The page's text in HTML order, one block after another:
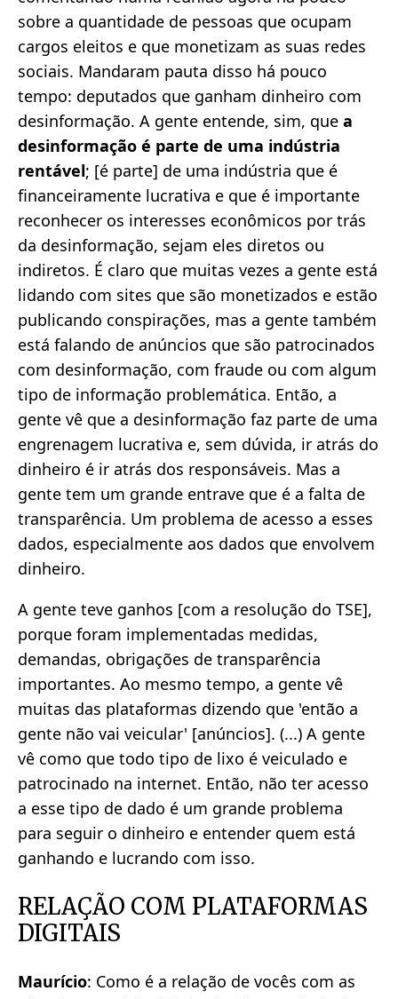
sobre a quantidade de pessoas que ocupam
cargos eleitos e que monetizam as suas redes
sociais. Mandaram pauta disso há pouco
tempo: deputados que ganham dinheiro com
desinformação. A gente entende, sim, que a
desinformação é parte de uma indústria
rentável; [é parte] de uma indústria que é
financeiramente lucrativa e que é importante
reconhecer os interesses econômicos por trás
da desinformação, sejam eles diretos ou
indiretos. É claro que muitas vezes a gente está
lidando com sites que são monetizados e estão
publicando conspirações, mas a gente também
está falando de anúncios que são patrocinados
com desinformação, com fraude ou com algum
tipo de informação problemática. Então, a
gente vê que a desinformação faz parte de uma
engrenagem lucrativa e, sem dúvida, ir atrás do
dinheiro é ir atrás dos responsáveis. Mas a
gente tem um grande entrave que é a falta de
transparência. Um problema de acesso a esses
dados, especialmente aos dados que envolvem
dinheiro.
A gente teve ganhos [com a resolução do TSE],
porque foram implementadas medidas,
demandas, obrigações de transparência
importantes. Ao mesmo tempo, a gente vê
muitas das plataformas dizendo que 'então a
gente não vai veicular' [anúncios]. (...) A gente
vê como que todo tipo de lixo é veiculado e
patrocinado na internet. Então, não ter acesso
a esse tipo de dado é um grande problema
para seguir o dinheiro e entender quem está
ganhando e lucrando com isso.
RELAÇÃO COM PLATAFORMAS
DIGITAIS
Maurício: Como é a relação de vocês com as